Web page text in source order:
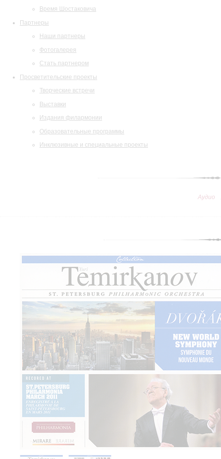
Время Шостаковича
Партнеры
Наши партнеры
Фотогалерея
Стать партнером
Просветительские проекты
Творческие встречи
Выставки
Издания филармонии
Образовательные программы
Инклюзивные и специальные проекты
Аудио